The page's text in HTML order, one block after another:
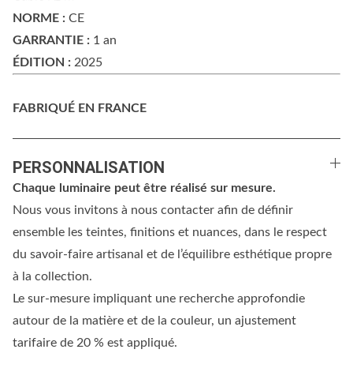
NORME : CE
GARRANTIE : 1 an
ÉDITION : 2025
FABRIQUÉ EN FRANCE
PERSONNALISATION
Chaque luminaire peut être réalisé sur mesure.
Nous vous invitons à nous contacter afin de définir
ensemble les teintes, finitions et nuances, dans le respect
du savoir-faire artisanal et de l’équilibre esthétique propre
à la collection.
Le sur-mesure impliquant une recherche approfondie
autour de la matière et de la couleur, un ajustement
tarifaire de 20 % est appliqué.